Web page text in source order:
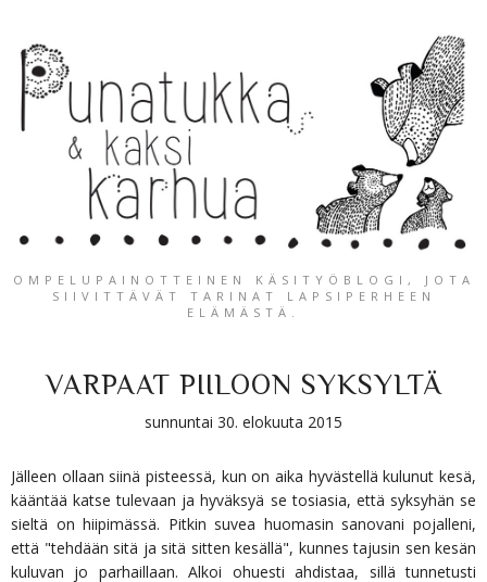
OMPELUPAINOTTEINEN KÄSITYÖBLOGI, JOTA
SIIVITTÄVÄT TARINAT LAPSIPERHEEN
ELÄMÄSTÄ.
VARPAAT PIILOON SYKSYLTÄ
sunnuntai 30. elokuuta 2015
Jälleen ollaan siinä pisteessä, kun on aika hyvästellä kulunut kesä,
kääntää katse tulevaan ja hyväksyä se tosiasia, että syksyhän se
sieltä on hiipimässä. Pitkin suvea huomasin sanovani pojalleni,
että "tehdään sitä ja sitä sitten kesällä", kunnes tajusin sen kesän
kuluvan jo parhaillaan. Alkoi ohuesti ahdistaa, sillä tunnetusti